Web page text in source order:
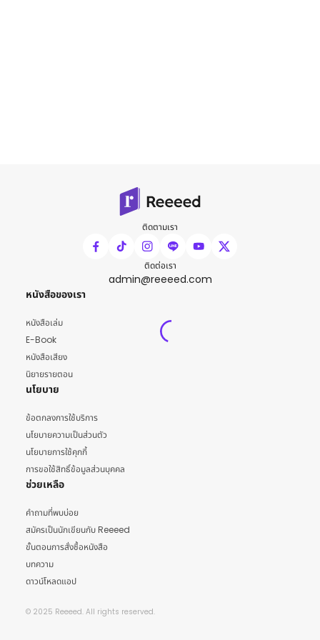
ติดตามเรา
ติดต่อเรา
admin@reeeed.com
หนังสือของเรา
หนังสือเล่ม
E-Book
หนังสือเสียง
นิยายรายตอน
นโยบาย
ข้อตกลงการใช้บริการ
นโยบายความเป็นส่วนตัว
นโยบายการใช้คุกกี้
การขอใช้สิทธิ์ข้อมูลส่วนบุคคล
ช่วยเหลือ
คำถามที่พบบ่อย
สมัครเป็นนักเขียนกับ Reeeed
ขั้นตอนการสั่งซื้อหนังสือ
บทความ
ดาวน์โหลดแอป
© 2025 Reeeed. All rights reserved.